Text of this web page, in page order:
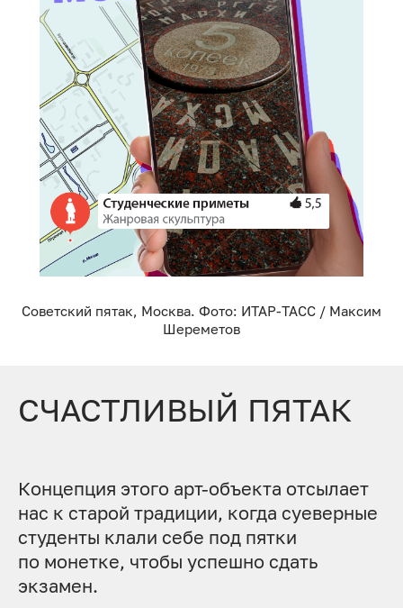
Советский пятак, Москва. Фото: ИТАР-ТАСС / Максим
Шереметов
СЧАСТЛИВЫЙ ПЯТАК
Концепция этого арт-объекта отсылает
нас к старой традиции, когда суеверные
студенты клали себе под пятки
по монетке, чтобы успешно сдать
экзамен.